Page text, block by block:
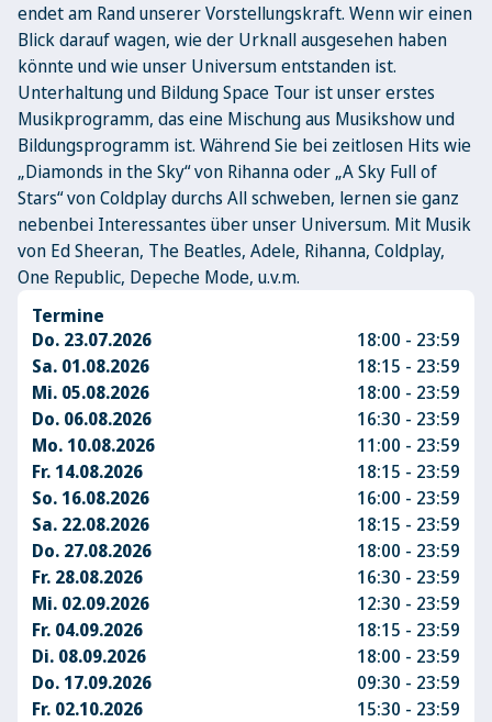
endet am Rand unserer Vorstellungskraft. Wenn wir einen
Blick darauf wagen, wie der Urknall ausgesehen haben
könnte und wie unser Universum entstanden ist.
Unterhaltung und Bildung Space Tour ist unser erstes
Musikprogramm, das eine Mischung aus Musikshow und
Bildungsprogramm ist. Während Sie bei zeitlosen Hits wie
„Diamonds in the Sky“ von Rihanna oder „A Sky Full of
Stars“ von Coldplay durchs All schweben, lernen sie ganz
nebenbei Interessantes über unser Universum. Mit Musik
von Ed Sheeran, The Beatles, Adele, Rihanna, Coldplay,
One Republic, Depeche Mode, u.v.m.
Termine
Do. 23.07.2026
18:00 - 23:59
Sa. 01.08.2026
18:15 - 23:59
Mi. 05.08.2026
18:00 - 23:59
Do. 06.08.2026
16:30 - 23:59
Mo. 10.08.2026
11:00 - 23:59
Fr. 14.08.2026
18:15 - 23:59
So. 16.08.2026
16:00 - 23:59
Sa. 22.08.2026
18:15 - 23:59
Do. 27.08.2026
18:00 - 23:59
Fr. 28.08.2026
16:30 - 23:59
Mi. 02.09.2026
12:30 - 23:59
Fr. 04.09.2026
18:15 - 23:59
Di. 08.09.2026
18:00 - 23:59
Do. 17.09.2026
09:30 - 23:59
Fr. 02.10.2026
15:30 - 23:59